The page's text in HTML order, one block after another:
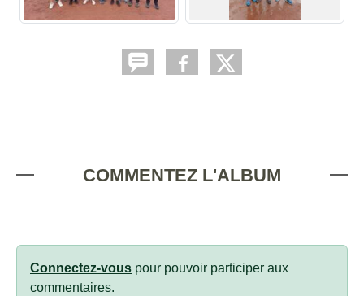
COMMENTEZ L'ALBUM
Connectez-vous pour pouvoir participer aux
commentaires.